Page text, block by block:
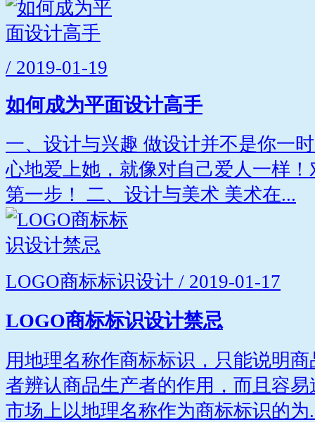
/ 2019-01-19
如何成为平面设计高手
一、设计与兴趣 做设计并不是你一
心地爱上她，就像对自己爱人一样
第一步！ 二、设计与美术 美术在...
LOGO商标标识设计 / 2019-01-17
LOGO商标标识设计禁忌
用地理名称作商标标识，只能说明
者辨认商品生产者的作用，而且容
市场上以地理名称作为商标标识的为